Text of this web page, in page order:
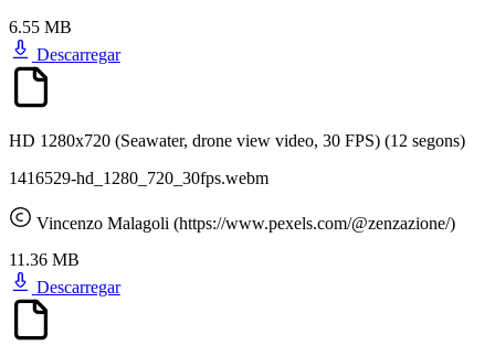
6.55 MB
Descarregar
HD 1280x720 (Seawater, drone view video, 30 FPS) (12 segons)
1416529-hd_1280_720_30fps.webm
Vincenzo Malagoli (https://www.pexels.com/@zenzazione/)
11.36 MB
Descarregar